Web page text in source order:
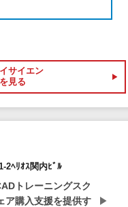
サイエン
見る
2ﾍﾘｵｽ関内ﾋﾞﾙ
トレーニングスク
ア購入支援を提供す